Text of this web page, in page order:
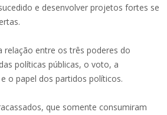
e desenvolver projetos fortes se
relação entre os três poderes do
políticas públicas, o voto, a
o papel dos partidos políticos.
que somente consumiram